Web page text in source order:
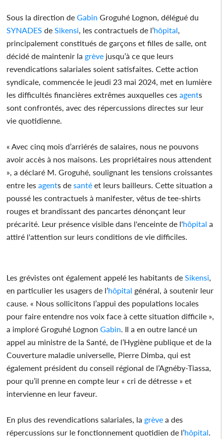
Sous la direction deGabin Groguhé Lognon, délégué du
SYNADES deSikensi, les contractuels de l’hôpital,
principalement constitués de garçons et filles de salle, ont
décidé de maintenir la grève jusqu’à ce que leurs
revendications salariales soient satisfaites. Cette action
syndicale, commencée le jeudi 23 mai 2024, met en lumière
les difficultés financières extrêmes auxquelles cesagents
sont confrontés, avec des répercussions directes sur leur
vie quotidienne.
« Avec cinq mois d’arriérés de salaires, nous ne pouvons
avoir accès à nos maisons. Les propriétaires nous attendent
», a déclaré M. Groguhé, soulignant les tensions croissantes
entre lesagents desanté et leurs bailleurs. Cette situation a
poussé les contractuels à manifester, vêtus de tee-shirts
rouges et brandissant des pancartes dénonçant leur
précarité. Leur présence visible dans l'enceinte de l'hôpital a
attiré l'attention sur leurs conditions de vie difficiles.
Les grévistes ont également appelé les habitants deSikensi,
en particulier les usagers de l’hôpital général, à soutenir leur
cause. « Nous sollicitons l’appui des populations locales
pour faire entendre nos voix face à cette situation difficile »,
a imploré Groguhé LognonGabin. Il a en outre lancé un
appel au ministre de la Santé, de l’Hygiène publique et de la
Couverture maladie universelle, Pierre Dimba, qui est
également président du conseil régional de l’Agnéby-Tiassa,
pour qu’il prenne en compte leur « cri de détresse » et
intervienne en leur faveur.
En plus des revendications salariales, la grève a des
répercussions sur le fonctionnement quotidien de l’hôpital.